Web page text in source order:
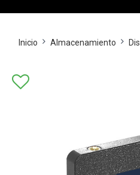
Inicio Almacenamiento